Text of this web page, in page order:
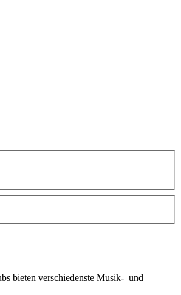
bieten verschiedenste Musik- und